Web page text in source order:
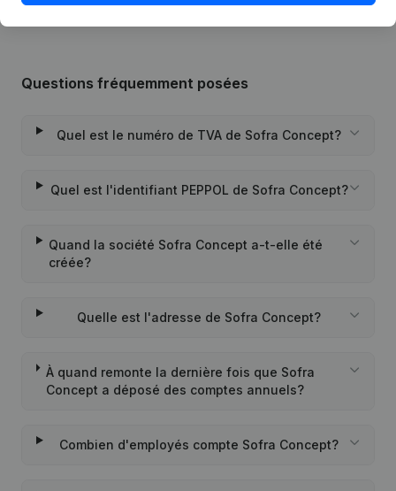
Questions fréquemment posées
Quel est le numéro de TVA de Sofra Concept?
Quel est l'identifiant PEPPOL de Sofra Concept?
Quand la société Sofra Concept a-t-elle été
créée?
Quelle est l'adresse de Sofra Concept?
À quand remonte la dernière fois que Sofra
Concept a déposé des comptes annuels?
Combien d'employés compte Sofra Concept?